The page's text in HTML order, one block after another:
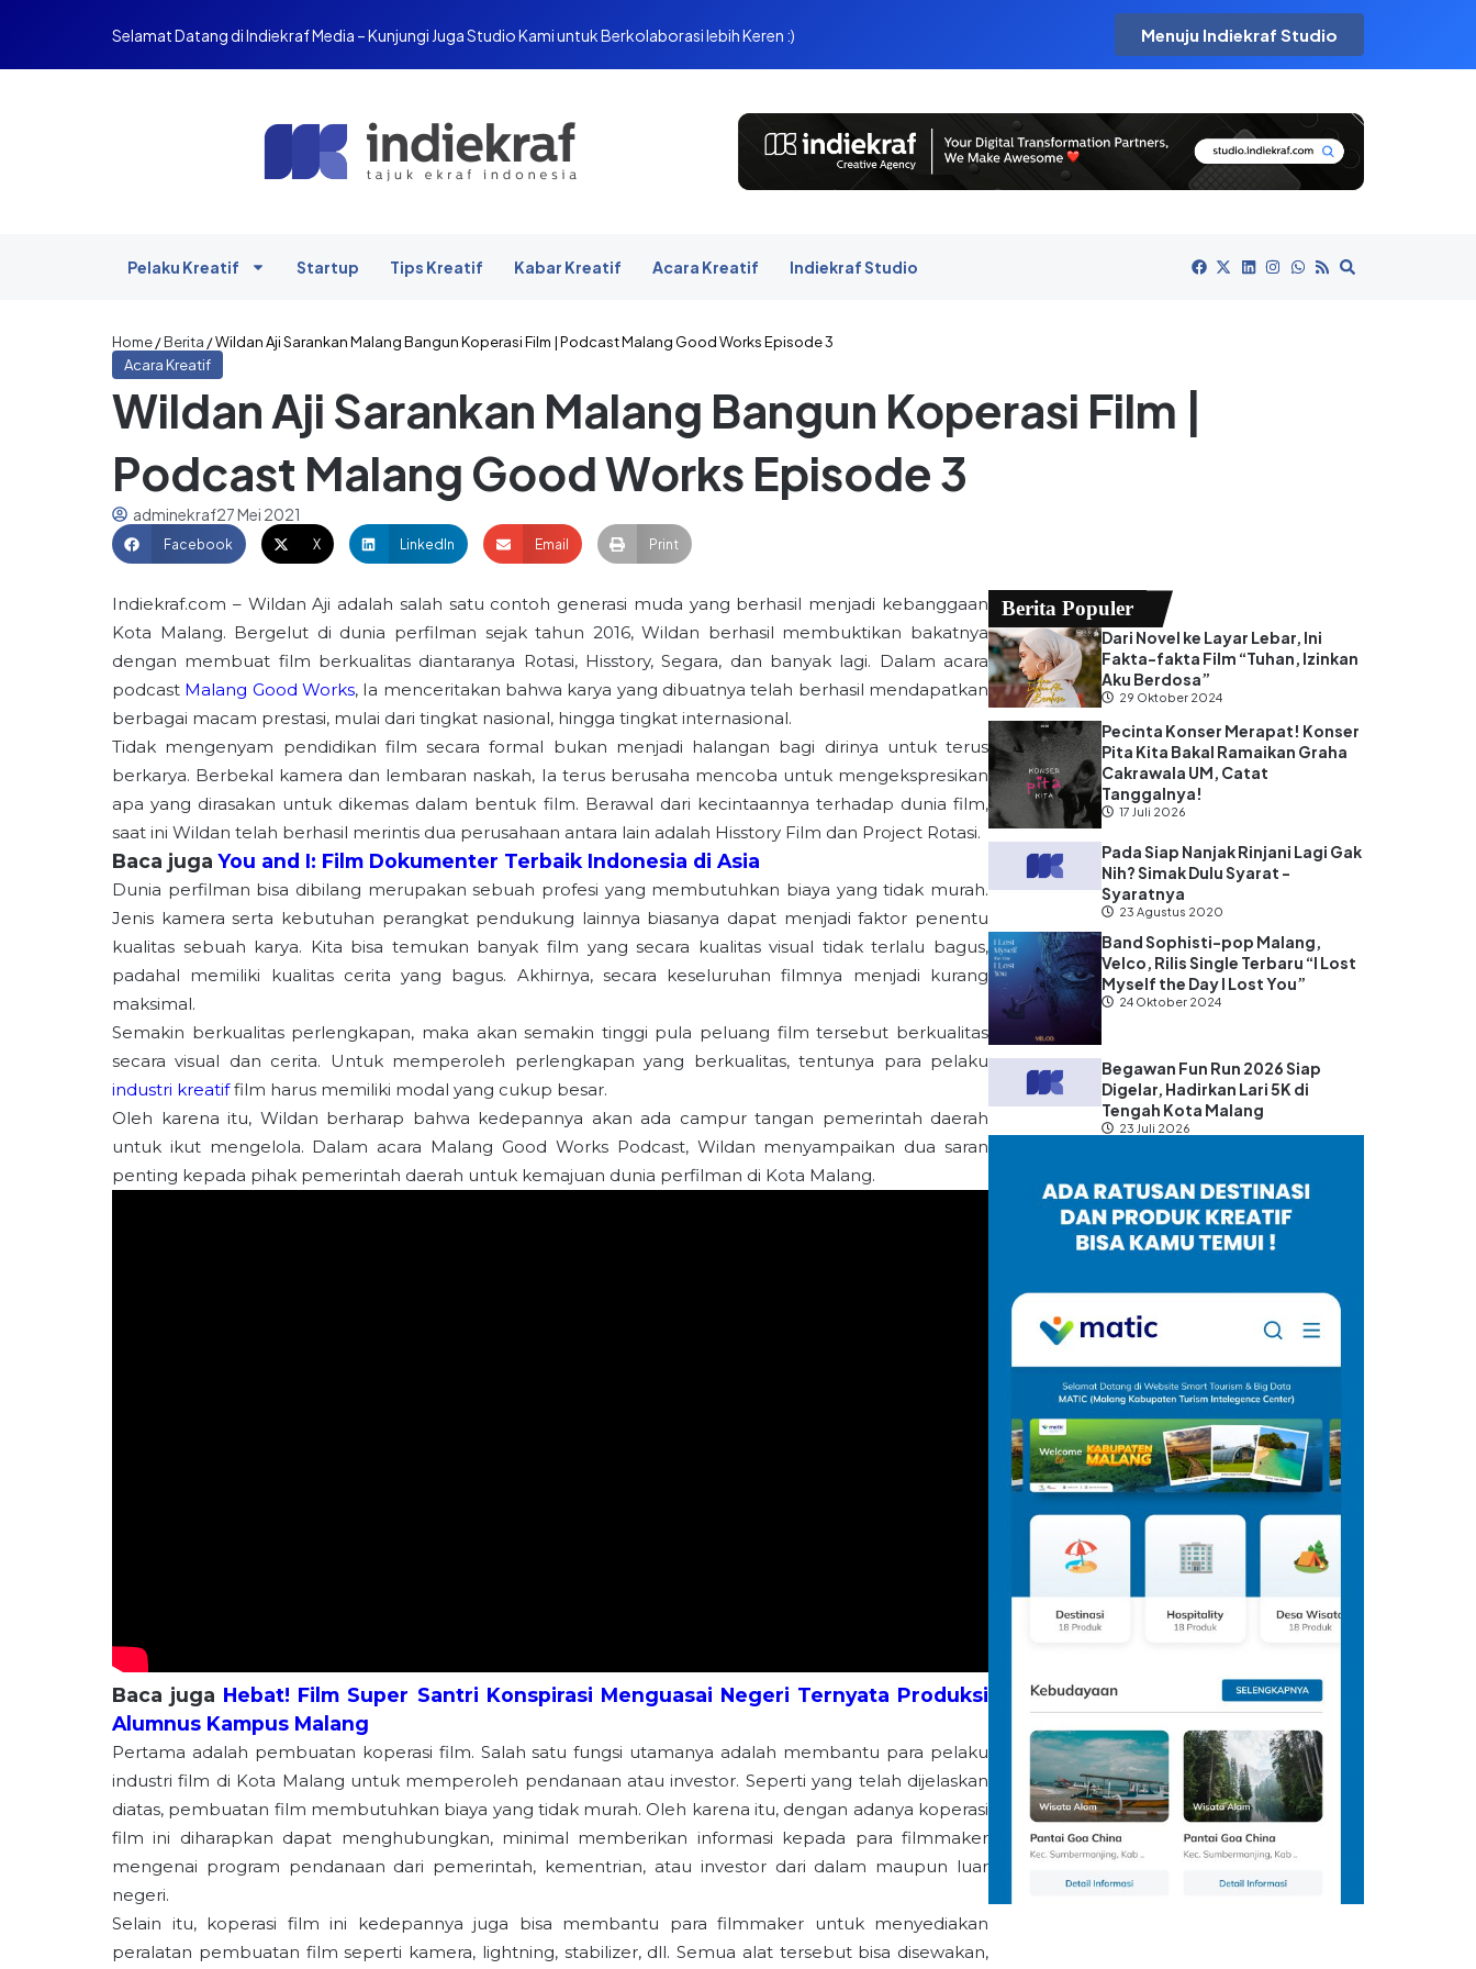
Selamat Datang di Indiekraf Media – Kunjungi Juga Studio Kami untuk Berkolaborasi lebih Keren :) Menuju Indiekraf Studio
Pelaku Kreatif Startup Tips Kreatif Kabar Kreatif Acara Kreatif Indiekraf Studio
Home/Berita /Wildan Aji Sarankan Malang Bangun Koperasi Film | Podcast Malang Good Works Episode 3
Acara Kreatif
Wildan Aji Sarankan Malang Bangun Koperasi Film |
Podcast Malang Good Works Episode 3
adminekraf27 Mei 2021
Facebook X LinkedIn Email Print
Indiekraf.com – Wildan Aji adalah salah satu contoh generasi muda yang berhasil menjadi kebanggaan
Kota Malang. Bergelut di dunia perfilman sejak tahun 2016, Wildan berhasil membuktikan bakatnya
dengan membuat film berkualitas diantaranya Rotasi, Hisstory, Segara, dan banyak lagi. Dalam acara
podcast Malang Good Works, Ia menceritakan bahwa karya yang dibuatnya telah berhasil mendapatkan
berbagai macam prestasi, mulai dari tingkat nasional, hingga tingkat internasional.
Tidak mengenyam pendidikan film secara formal bukan menjadi halangan bagi dirinya untuk terus
berkarya. Berbekal kamera dan lembaran naskah, Ia terus berusaha mencoba untuk mengekspresikan
apa yang dirasakan untuk dikemas dalam bentuk film. Berawal dari kecintaannya terhadap dunia film,
saat ini Wildan telah berhasil merintis dua perusahaan antara lain adalah Hisstory Film dan Project Rotasi.
Baca jugaYou and I: Film Dokumenter Terbaik Indonesia di Asia
Dunia perfilman bisa dibilang merupakan sebuah profesi yang membutuhkan biaya yang tidak murah.
Jenis kamera serta kebutuhan perangkat pendukung lainnya biasanya dapat menjadi faktor penentu
kualitas sebuah karya. Kita bisa temukan banyak film yang secara kualitas visual tidak terlalu bagus,
padahal memiliki kualitas cerita yang bagus. Akhirnya, secara keseluruhan filmnya menjadi kurang
maksimal.
Semakin berkualitas perlengkapan, maka akan semakin tinggi pula peluang film tersebut berkualitas
secara visual dan cerita. Untuk memperoleh perlengkapan yang berkualitas, tentunya para pelaku
industri kreatiffilm harus memiliki modal yang cukup besar.
Oleh karena itu, Wildan berharap bahwa kedepannya akan ada campur tangan pemerintah daerah
untuk ikut mengelola. Dalam acara Malang Good Works Podcast, Wildan menyampaikan dua saran
penting kepada pihak pemerintah daerah untuk kemajuan dunia perfilman di Kota Malang.
Baca juga Hebat! Film Super Santri Konspirasi Menguasai Negeri Ternyata Produksi
Alumnus Kampus Malang
Pertama adalah pembuatan koperasi film. Salah satu fungsi utamanya adalah membantu para pelaku
industri film di Kota Malang untuk memperoleh pendanaan atau investor. Seperti yang telah dijelaskan
diatas, pembuatan film membutuhkan biaya yang tidak murah. Oleh karena itu, dengan adanya koperasi
film ini diharapkan dapat menghubungkan, minimal memberikan informasi kepada para filmmaker
mengenai program pendanaan dari pemerintah, kementrian, atau investor dari dalam maupun luar
negeri.
Selain itu, koperasi film ini kedepannya juga bisa membantu para filmmaker untuk menyediakan
peralatan pembuatan film seperti kamera, lightning, stabilizer, dll. Semua alat tersebut bisa disewakan,
Berita Populer
Dari Novel ke Layar Lebar, Ini
Fakta-fakta Film “Tuhan, Izinkan
Aku Berdosa”
29 Oktober 2024
Pecinta Konser Merapat! Konser
Pita Kita Bakal Ramaikan Graha
Cakrawala UM, Catat
Tanggalnya!
17 Juli 2026
Pada Siap Nanjak Rinjani Lagi Gak
Nih? Simak Dulu Syarat -
Syaratnya
23 Agustus 2020
Band Sophisti-pop Malang,
Velco, Rilis Single Terbaru “I Lost
Myself the Day I Lost You”
24 Oktober 2024
Begawan Fun Run 2026 Siap
Digelar, Hadirkan Lari 5K di
Tengah Kota Malang
23 Juli 2026